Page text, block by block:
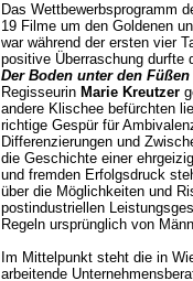
Das Wettbewerbsprogramm
19 Filme um den Goldenen
war während der ersten vier
positive Überraschung durfte
Der Boden unter den Füßen
Regisseurin Marie Kreutzer
andere Klischee befürchten
richtige Gespür für
Differenzierungen und
die Geschichte einer
und fremden Erfolgsdruck
über die Möglichkeiten und
postindustriellen
Regeln ursprünglich von
Im Mittelpunkt steht die in
arbeitende